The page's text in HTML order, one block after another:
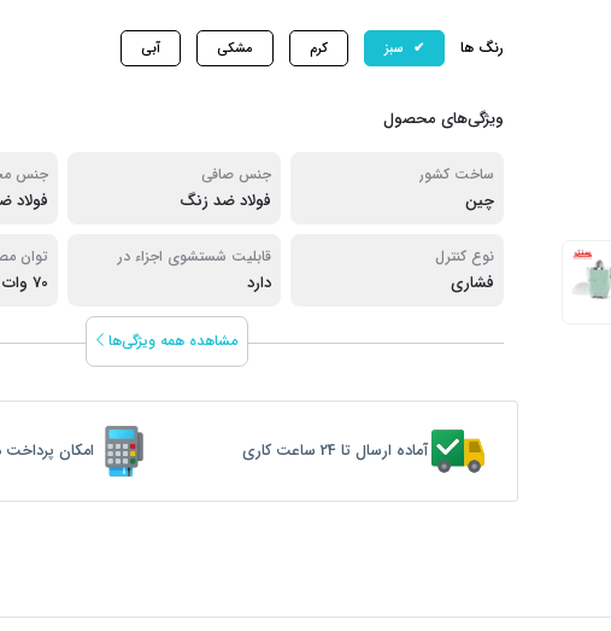
رنگ ها سبز کرم مشکی آبی
ویژگی‌های محصول
ساخت کشور
چین
جنس صافی
فولاد ضد زنگ
جنس
فولاد
نوع کنترل
فشاری
قابلیت شستشوی اجزاء در
ماشین ظرفشویی
دارد
توان
70 وات
مشاهده همه ویژگی‌ها
آماده ارسال تا 24 ساعت کاری امکان